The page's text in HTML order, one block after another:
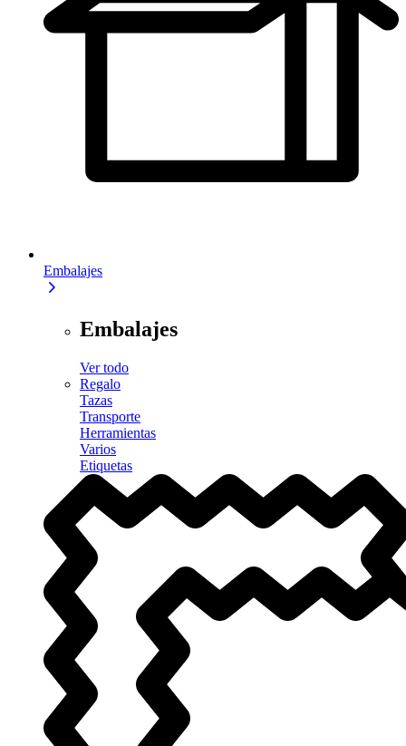
Embalajes
Embalajes
Ver todo
Regalo
Tazas
Transporte
Herramientas
Varios
Etiquetas